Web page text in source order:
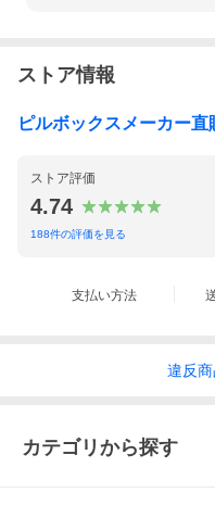
ストア情報
ピルボックスメーカー直
ストア評価
4.74
188件の評価を見る
支払い方法
違反
カテゴリから探す